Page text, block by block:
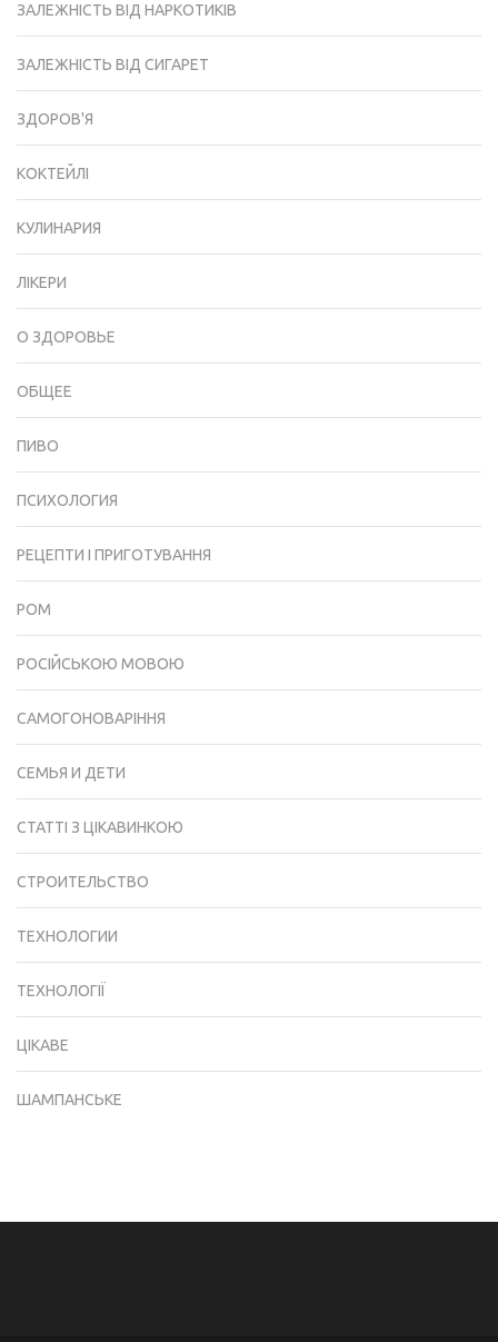
ЗАЛЕЖНІСТЬ ВІД НАРКОТИКІВ
ЗАЛЕЖНІСТЬ ВІД СИГАРЕТ
ЗДОРОВ'Я
КОКТЕЙЛІ
КУЛИНАРИЯ
ЛІКЕРИ
О ЗДОРОВЬЕ
ОБЩЕЕ
ПИВО
ПСИХОЛОГИЯ
РЕЦЕПТИ І ПРИГОТУВАННЯ
РОМ
РОСІЙСЬКОЮ МОВОЮ
САМОГОНОВАРІННЯ
СЕМЬЯ И ДЕТИ
СТАТТІ З ЦІКАВИНКОЮ
СТРОИТЕЛЬСТВО
ТЕХНОЛОГИИ
ТЕХНОЛОГІЇ
ЦІКАВЕ
ШАМПАНСЬКЕ